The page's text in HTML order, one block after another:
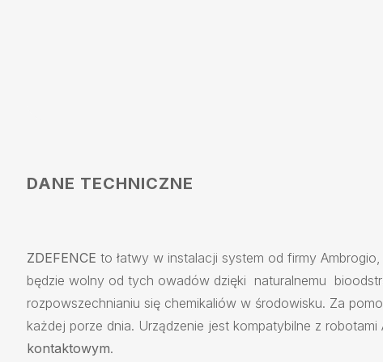
DANE TECHNICZNE
ZDEFENCE to łatwy w instalacji system od firmy
będzie wolny od tych owadów dzięki naturalnemu
rozpowszechnianiu się chemikaliów w środowisku. Za
każdej porze dnia. Urządzenie jest kompatybilne z robotami
kontaktowym.